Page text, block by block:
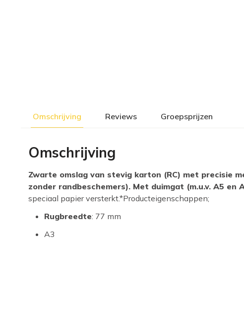
Omschrijving Reviews Groepsprijzen
Omschrijving
Zwarte omslag van stevig karton (RC) met precisie
zonder randbeschemers). Met duimgat (m.u.v. A5 en
speciaal papier versterkt.*Producteigenschappen;
Rugbreedte: 77 mm
A3